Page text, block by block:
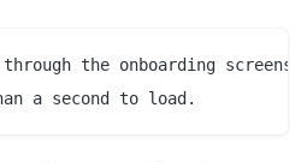
the onboarding